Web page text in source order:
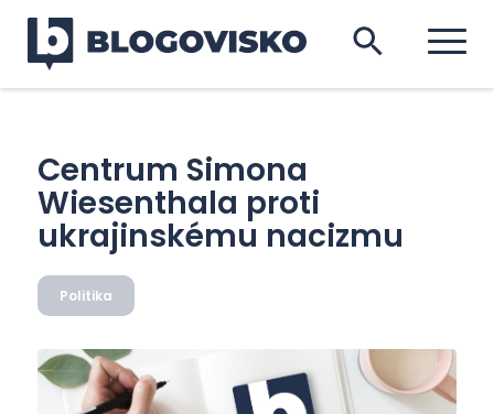
Centrum Simona
Wiesenthala proti
ukrajinskému nacizmu
Politika